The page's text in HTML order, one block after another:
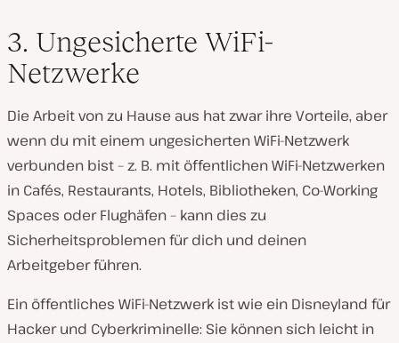
3. Ungesicherte WiFi-
Netzwerke
Die Arbeit von zu Hause aus hat zwar ihre Vorteile, aber
wenn du mit einem ungesicherten WiFi-Netzwerk
verbunden bist – z. B. mit öffentlichen WiFi-Netzwerken
in Cafés, Restaurants, Hotels, Bibliotheken, Co-Working
Spaces oder Flughäfen – kann dies zu
Sicherheitsproblemen für dich und deinen
Arbeitgeber führen.
Ein öffentliches WiFi-Netzwerk ist wie ein Disneyland für
Hacker und Cyberkriminelle: Sie können sich leicht in